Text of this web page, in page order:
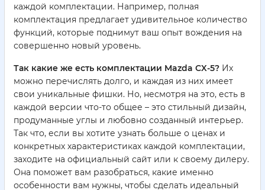
каждой комплектации. Например, полная
комплектация предлагает удивительное количество
функций, которые поднимут ваш опыт вождения на
совершенно новый уровень.
Так какие же есть комплектации Mazda CX-5? Их
можно перечислять долго, и каждая из них имеет
свои уникальные фишки. Но, несмотря на это, есть в
каждой версии что-то общее – это стильный дизайн,
продуманные углы и любовно созданный интерьер.
Так что, если вы хотите узнать больше о ценах и
конкретных характеристиках каждой комплектации,
заходите на официальный сайт или к своему дилеру.
Она поможет вам разобраться, какие именно
особенности вам нужны, чтобы сделать идеальный